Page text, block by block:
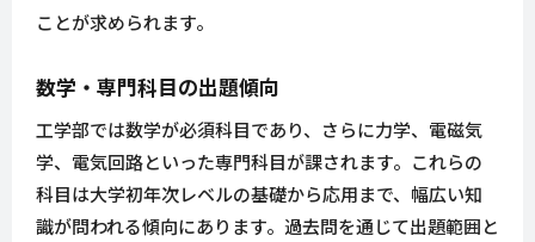
ことが求められます。
数学・専門科目の出題傾向
工学部では数学が必須科目であり、さらに力学、電磁気
学、電気回路といった専門科目が課されます。これらの
科目は大学初年次レベルの基礎から応用まで、幅広い知
識が問われる傾向にあります。過去問を通じて出題範囲と